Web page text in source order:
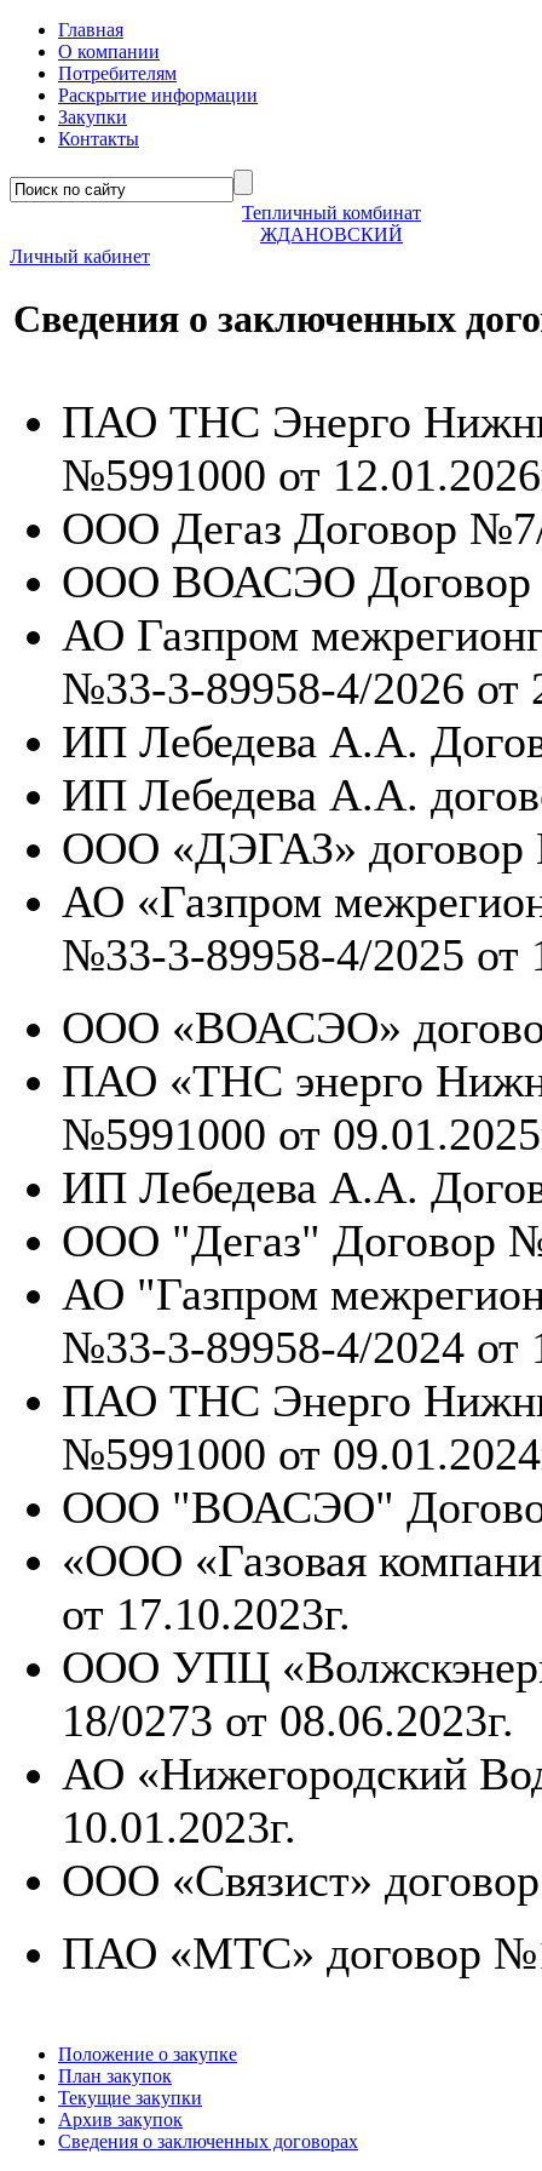
Главная
О компании
Потребителям
Раскрытие информации
Закупки
Контакты
Тепличный комбинат
ЖДАНОВСКИЙ
Личный кабинет
Сведения о заключенных
ПАО ТНС Энерго
№5991000 от
ООО Дегаз Договор
ООО ВОАСЭО Договор
АО Газпром
№33-3-89958-4/2026 от
ИП Лебедева А.А.
ИП Лебедева А.А.
ООО «ДЭГАЗ» договор
АО «Газпром
№33-3-89958-4/2025 от
ООО «ВОАСЭО»
ПАО «ТНС энерго
№5991000 от
ИП Лебедева А.А.
ООО "Дегаз" Договор
АО "Газпром
№33-3-89958-4/2024 от
ПАО ТНС Энерго
№5991000 от
ООО "ВОАСЭО"
«ООО «Газовая
от 17.10.2023г.
ООО УПЦ
18/0273 от 08.06.2023г.
АО «Нижегородский
10.01.2023г.
ООО «Связист»
ПАО «МТС» договор
Положение о закупке
План закупок
Текущие закупки
Архив закупок
Сведения о заключенных договорах